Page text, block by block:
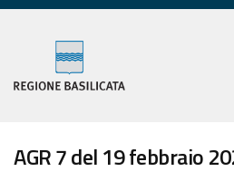
AGR 7 del 19 febbraio